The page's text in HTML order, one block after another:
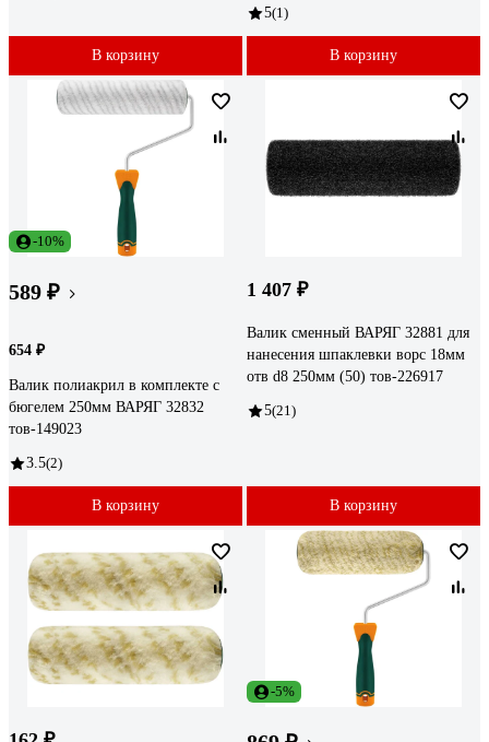
В корзину
5(1)
В корзину
-10%
589 ₽
654 ₽
Валик полиакрил в комплекте с
бюгелем 250мм ВАРЯГ 32832
тов-149023
3.5(2)
В корзину
1 407 ₽
Валик сменный ВАРЯГ 32881 для
нанесения шпаклевки ворс 18мм
отв d8 250мм (50) тов-226917
5(21)
В корзину
-5%